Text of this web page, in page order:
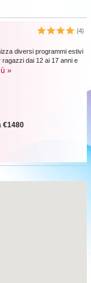
(4)
diversi programmi estivi
dai 12 ai 17 anni e
»
€1480